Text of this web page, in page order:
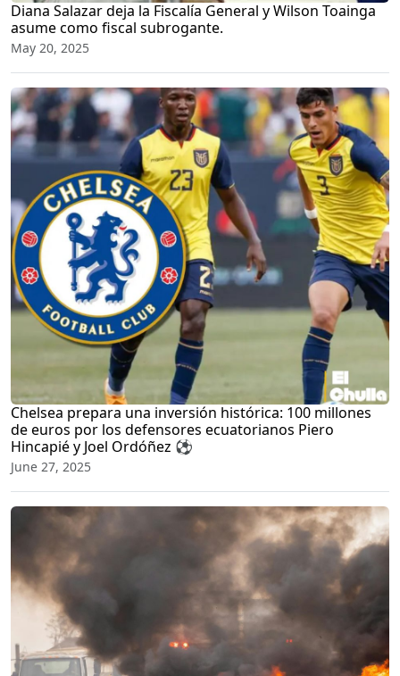
Diana Salazar deja la Fiscalía General y Wilson Toainga
asume como fiscal subrogante.
May 20, 2025
Chelsea prepara una inversión histórica: 100 millones
de euros por los defensores ecuatorianos Piero
Hincapié y Joel Ordóñez ⚽
June 27, 2025